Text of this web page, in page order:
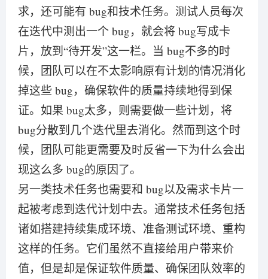
求，还可能有 bug和技术任务。测试人员每次
在迭代中测出一个 bug，就会将 bug写成卡
片，放到“待开发”这一栏。当 bug不多的时
候，团队可以在不太影响原有计划的情况消化
掉这些 bug，确保软件的质量持续地得到保
证。如果 bug太多，则需要做一些计划，将
bug分散到几个迭代里去消化。然而到这个时
候，团队可能更需要及时反省一下为什么会出
现这么多 bug的原因了。
另一类技术任务也需要和 bug以及需求卡片一
起被考虑到迭代计划中去。通常技术任务包括
诸如搭建持续集成环境、准备测试环境、重构
这样的任务。它们虽然不直接给用户带来价
值，但是却是保证软件质量、确保团队效率的